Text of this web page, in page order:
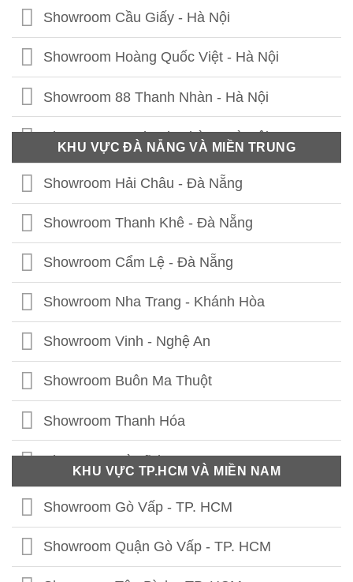
Showroom Cầu Giấy - Hà Nội
Showroom Hoàng Quốc Việt - Hà Nội
Showroom 88 Thanh Nhàn - Hà Nội
Showroom 41 Thanh Nhàn - Hà Nội
Showroom Thái Thịnh - Hà Nội
Showroom Lê Chân - Hải Phòng
Showroom Hạ Long - Quảng Ninh
Showroom Bắc Ninh
Showroom Hưng Yên
Showroom Thái Bình
Showroom Vĩnh Phúc
Showroom Thái Nguyên
Showroom Phú Thọ
Showroom Tuyên Quang
Showroom Hà Giang
KHU VỰC ĐÀ NẴNG VÀ MIỀN TRUNG
Showroom Hải Châu - Đà Nẵng
Showroom Thanh Khê - Đà Nẵng
Showroom Cẩm Lệ - Đà Nẵng
Showroom Nha Trang - Khánh Hòa
Showroom Vinh - Nghệ An
Showroom Buôn Ma Thuột
Showroom Thanh Hóa
Showroom Hà Tĩnh
Showroom Quảng Bình
Showroom Quảng Trị
Showroom Thừa Thiên Huế
KHU VỰC TP.HCM VÀ MIỀN NAM
Showroom Gò Vấp - TP. HCM
Showroom Quận Gò Vấp - TP. HCM